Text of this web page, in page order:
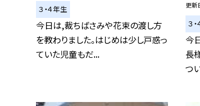
３・４年生
今日は,裁ちばさみや花束の渡し方
を教わりました。はじめは少し戸惑っ
ていた児童もだ...
更新
３
今
長
つ